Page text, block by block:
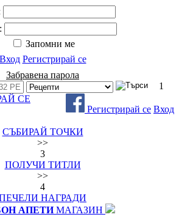
Запомни ме
Вход Регистрирай се
Забравена парола
Регистрирай се Вход
1
СЕ
СЪБИРАЙ ТОЧКИ
>>
3
ПОЛУЧИ ТИТЛИ
>>
4
НАГРАДИ
АПЕТИМАГАЗИН